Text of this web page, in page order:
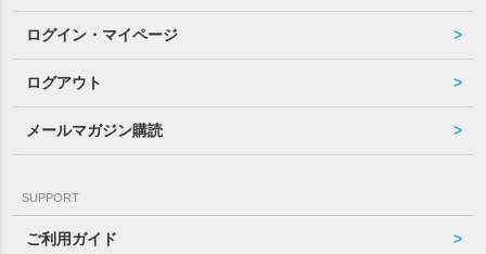
ログイン・マイページ
ログアウト
メールマガジン購読
SUPPORT
ご利用ガイド